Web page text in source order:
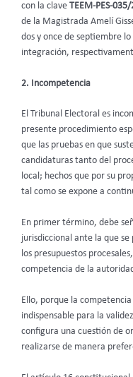
con la clave TEEM-PES-
de la Magistrada Amelí
dos y once de septiembre
integración,
2. Incompetencia
El Tribunal Electoral es
presente procedimiento
que las pruebas en que
candidaturas tanto del
local; hechos que por su
tal como se expone a
En primer término, debe
jurisdiccional ante la que
los presupuestos
competencia de la
Ello, porque la
indispensable para la
configura una cuestión de
realizarse de manera